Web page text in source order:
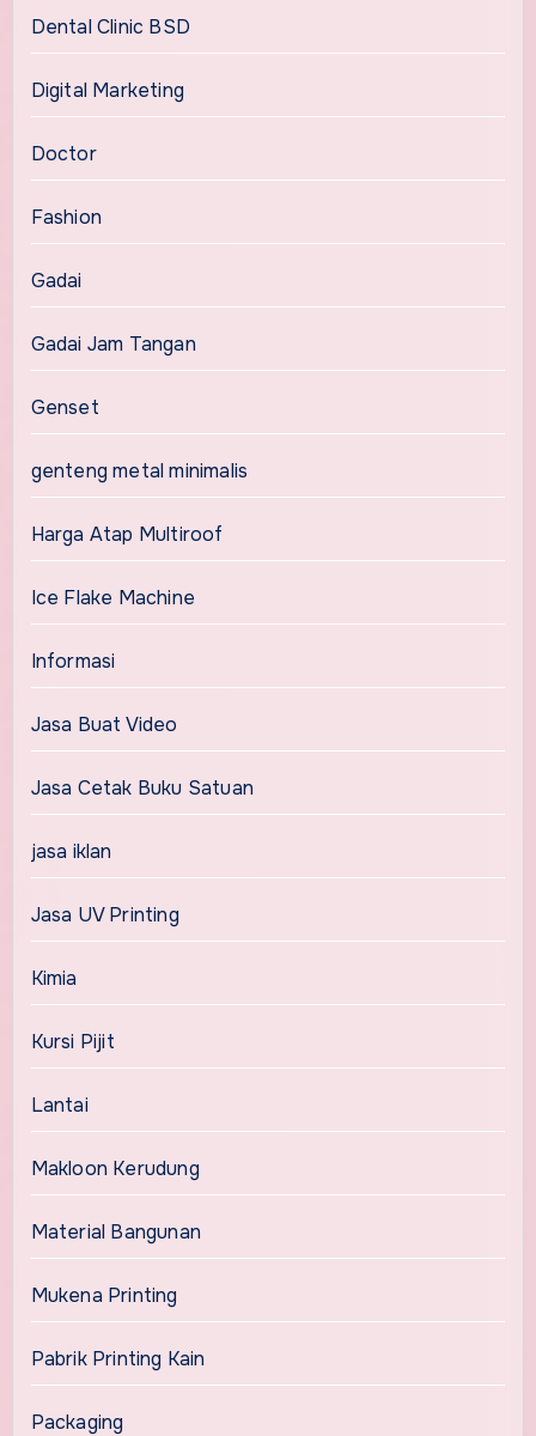
Dental Clinic BSD
Digital Marketing
Doctor
Fashion
Gadai
Gadai Jam Tangan
Genset
genteng metal minimalis
Harga Atap Multiroof
Ice Flake Machine
Informasi
Jasa Buat Video
Jasa Cetak Buku Satuan
jasa iklan
Jasa UV Printing
Kimia
Kursi Pijit
Lantai
Makloon Kerudung
Material Bangunan
Mukena Printing
Pabrik Printing Kain
Packaging